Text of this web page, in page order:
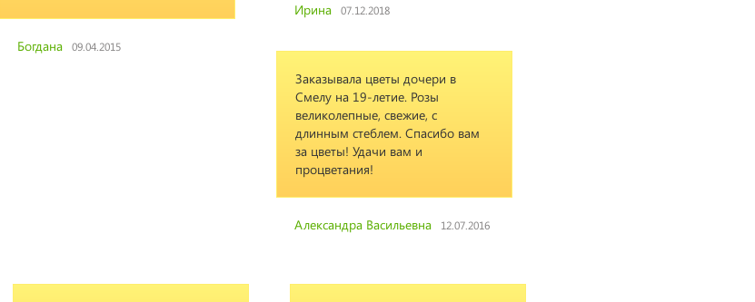
Богдана 09.04.2015
Ирина 07.12.2018
Заказывала цветы дочери в
Смелу на 19-летие. Розы
великолепные, свежие, с
длинным стеблем. Спасибо вам
за цветы! Удачи вам и
процветания!
Александра Васильевна 12.07.2016